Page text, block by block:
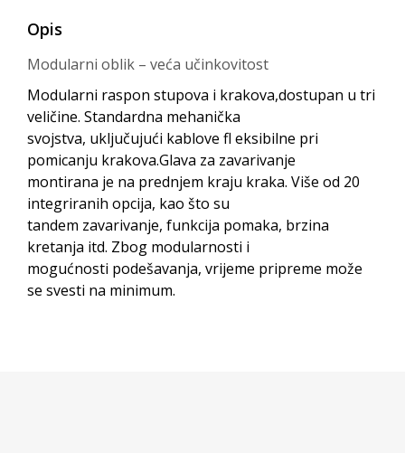
Opis
Modularni oblik – veća učinkovitost
Modularni raspon stupova i krakova,dostupan u tri
veličine. Standardna mehanička
svojstva, uključujući kablove fl eksibilne pri
pomicanju krakova.Glava za zavarivanje
montirana je na prednjem kraju kraka. Više od 20
integriranih opcija, kao što su
tandem zavarivanje, funkcija pomaka, brzina
kretanja itd. Zbog modularnosti i
mogućnosti podešavanja, vrijeme pripreme može
se svesti na minimum.